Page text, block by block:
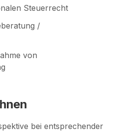
Steuerrecht
/
von
bei entsprechender